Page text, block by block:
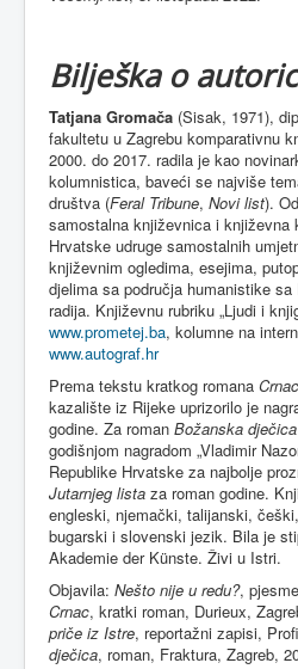
Bilješka o
Tatjana Gromača (Sisak, 1971),
fakultetu u Zagrebu komparativnu
2000. do 2017. radila je kao
kolumnistica, baveći se najviše
društva (Feral Tribune, Novi list).
samostalna književnica i književna
Hrvatske udruge samostalnih
književnim ogledima, esejima,
djelima sa područja humanistike
radija. Književnu rubriku „Ljudi i
www.prometej.ba, kolumne na
www.autograf.hr
Prema tekstu kratkog romana Crnac
kazalište iz Rijeke uprizorilo je
godine. Za roman Božanska dječica
godišnjom nagradom „Vladimir
Republike Hrvatske za najbolje
Jutarnjeg lista za roman godine.
engleski, njemački, talijanski,
bugarski i slovenski jezik. Bila je
Akademie der Künste. Živi u Istri.
Objavila: Nešto nije u redu?,
Crnac, kratki roman, Durieux,
priče iz Istre, reportažni zapisi,
dječica, roman, Fraktura, Zagreb,